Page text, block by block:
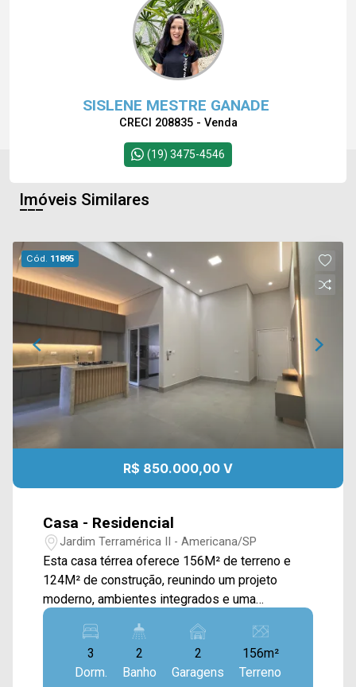
SISLENE MESTRE GANADE
CRECI 208835 - Venda
(19) 3475-4546
Imóveis Similares
Cód. 11895
R$ 850.000,00 V
Casa - Residencial
Jardim Terramérica II - Americana/SP
Esta casa térrea oferece 156M² de terreno e
124M² de construção, reunindo um projeto
moderno, ambientes integrados e uma
excelente área de lazer, sendo ideal para quem
busca conforto, praticidade e um imóvel pronto
para morar. A área social conta com sala de
estar e sala de jantar integradas à cozinha
3
Dorm.
2
Banho
2
Garagens
156m²
Terreno